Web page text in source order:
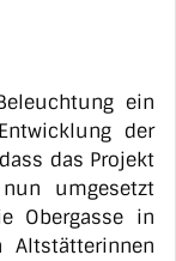
ein
der
das Projekt
umgesetzt
Obergasse in